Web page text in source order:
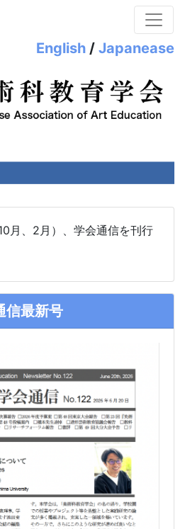
English / Japanease
月、2月）、学会通信を刊行
信最新号